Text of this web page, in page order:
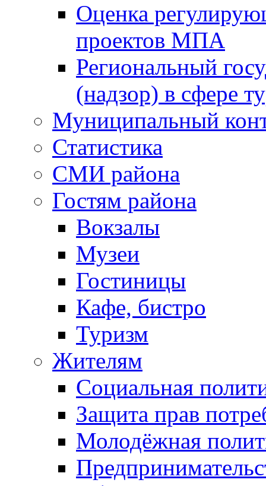
Оценка
проектов МПА
Региональный
(надзор) в сфере
Муниципальный
Статистика
СМИ района
Гостям района
Вокзалы
Музеи
Гостиницы
Кафе, бистро
Туризм
Жителям
Социальная
Защита прав
Молодёжная